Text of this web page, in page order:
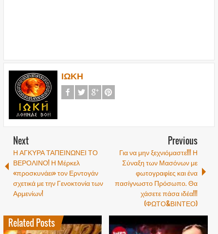
ΙΩΚΗ
Next
Η ΑΓΚΥΡΑ ΤΑΠΕΙΝΩΝΕΙ ΤΟ
ΒΕΡΟΛΙΝΟ! Η Μέρκελ
«προσκυνάει» τον Ερντογάν
σχετικά με την Γενοκτονία των
Αρμενίων!
Previous
Για να μην ξεχνιόμαστε!!! Η
Σύναξη των Μασόνων με
φωτογραφίες και ένα
πασίγνωστο Πρόσωπο. Θα
χάσετε πάσα ιδέα!!!
(ΦΩΤΟ&ΒΙΝΤΕΟ)
Related Posts